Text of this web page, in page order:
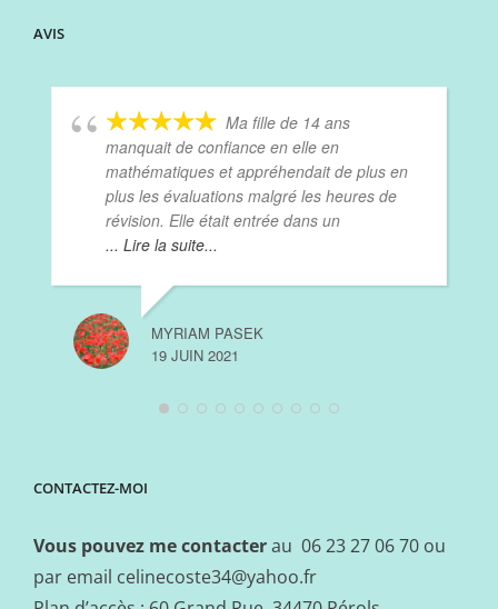
AVIS
Ma fille de 14 ans
manquait de confiance en elle en
mathématiques et appréhendait de plus en
plus les évaluations malgré les heures de
révision. Elle était entrée dans un
... Lire la suite...
MYRIAM PASEK
19 JUIN 2021
CONTACTEZ-MOI
Vous pouvez me contacterau 06 23 27 06 70 ou
par email celinecoste34@yahoo.fr